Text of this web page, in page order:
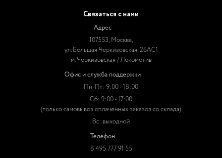
Связаться с нами
Адрес
107553, Москва,
ул. Большая Черкизовская, 26АС1
м. Черкизовская / Локомотив
Офис и служба поддержки
Пн-Пт: 9:00 - 18:00
Сб: 9:00 - 17:00
(только самовывоз оплаченных заказов со склада)
Вс: выходной
Телефон
8 495 777 91 55